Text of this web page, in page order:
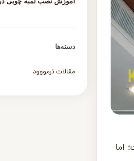
اما
دسته‌ها
مقالات ترمووود